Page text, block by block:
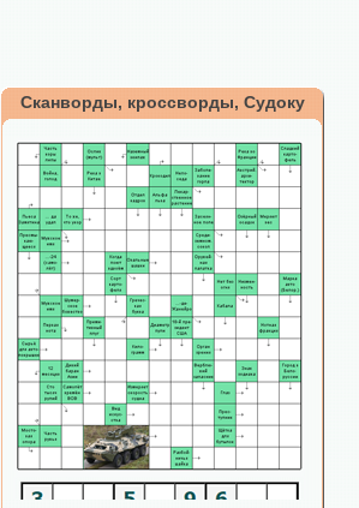
Сканворды, кроссворды, Судоку